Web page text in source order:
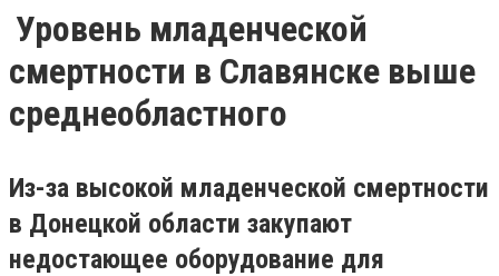
Уровень младенческой
смертности в Славянске выше
среднеобластного
Из-за высокой младенческой смертности
в Донецкой области закупают
недостающее оборудование для